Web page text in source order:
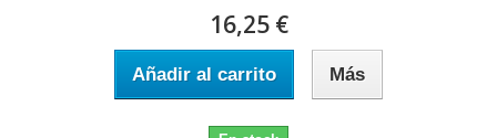
16,25 €
Añadir al carrito Más